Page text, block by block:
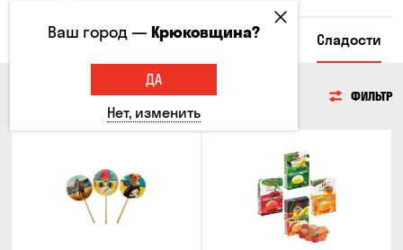
Гренки и Сухарики Злаковые снеки Сладости
СЛАДОСТИ ФИЛЬТР
Ваш город —Крюковщина?
ДА
Нет, изменить